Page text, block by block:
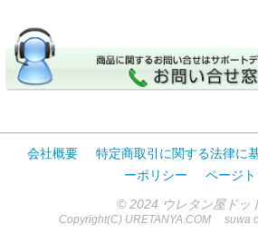
会社概要 特定商取引に関する法律に
ーポリシー
ページ
© 2024 ウレタン屋ドッ
Copyright(C) URETANYA.COM suwa